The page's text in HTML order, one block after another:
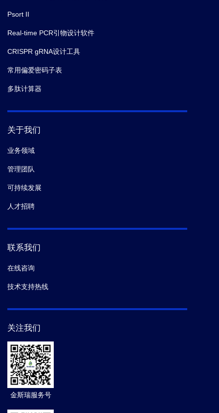
Psort II
Real-time PCR引物设计软件
CRISPR gRNA设计工具
常用偏爱密码子表
多肽计算器
关于我们
业务领域
管理团队
可持续发展
人才招聘
联系我们
在线咨询
技术支持热线
关注我们
金斯瑞服务号